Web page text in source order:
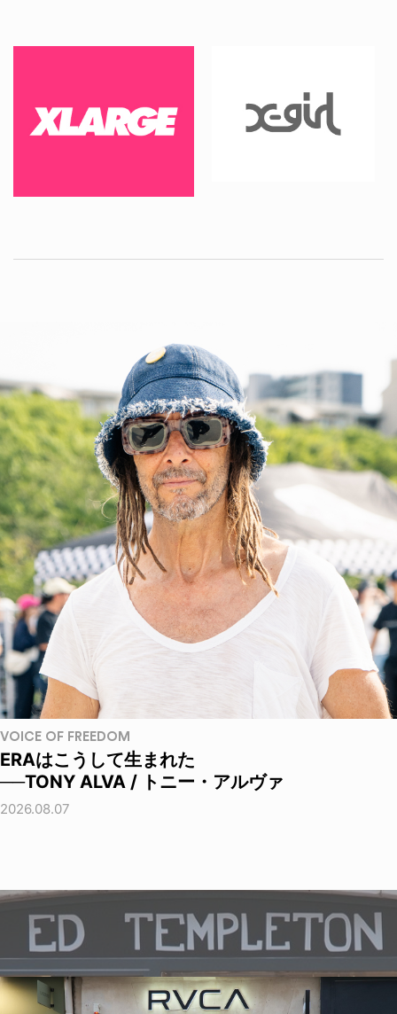
VOICE OF FREEDOM
ERAはこうして生まれた
──TONY ALVA / トニー・アルヴァ
2026.08.07